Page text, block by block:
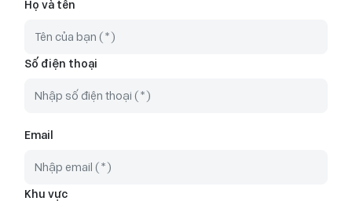
Họ và tên
Số điện thoại
Email
Khu vực